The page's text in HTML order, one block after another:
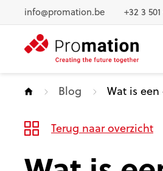
Naar inhoud
info@promation.be +32 3
Blog Wat is
Terug naar overzicht